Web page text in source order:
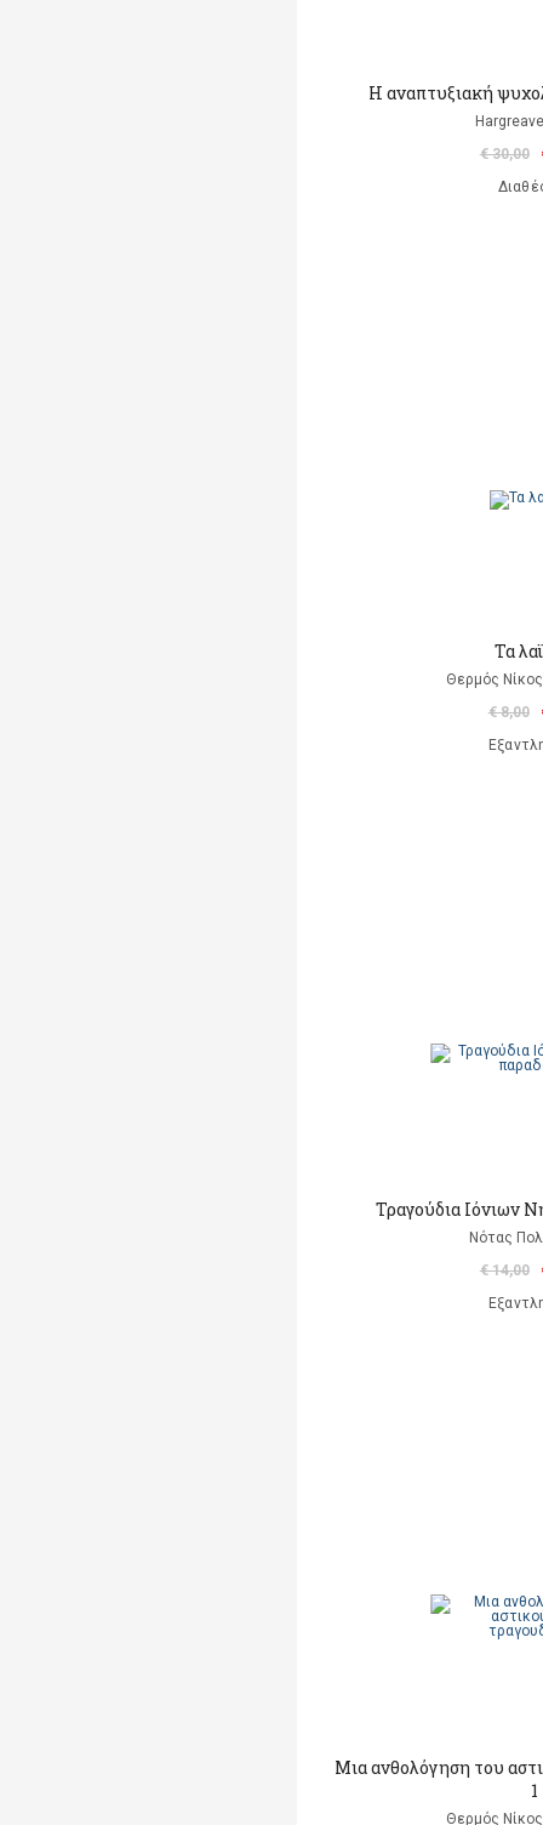
Η αναπτυξιακή
€ 30,00
Τα
Θερμός
€ 8,00
Τραγούδια Ιόνιων
Νότας
€ 14,00
Μια ανθολόγηση του
1
Θερμός